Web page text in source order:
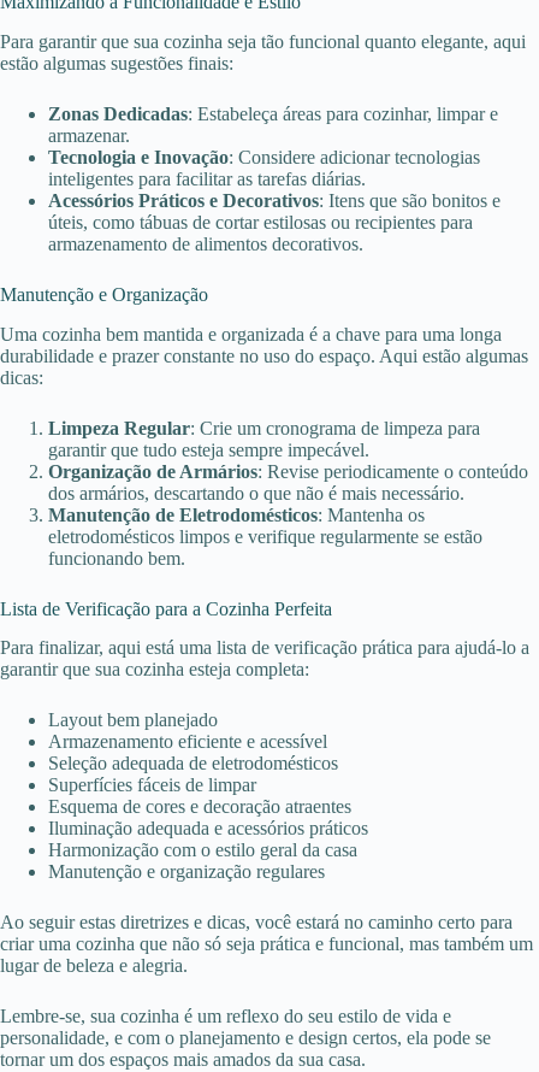
Para garantir que sua cozinha seja tão funcional quanto elegante, aqui
estão algumas sugestões finais:
Zonas Dedicadas: Estabeleça áreas para cozinhar, limpar e
armazenar.
Tecnologia e Inovação: Considere adicionar tecnologias
inteligentes para facilitar as tarefas diárias.
Acessórios Práticos e Decorativos: Itens que são bonitos e
úteis, como tábuas de cortar estilosas ou recipientes para
armazenamento de alimentos decorativos.
Manutenção e Organização
Uma cozinha bem mantida e organizada é a chave para uma longa
durabilidade e prazer constante no uso do espaço. Aqui estão algumas
dicas:
Limpeza Regular: Crie um cronograma de limpeza para
garantir que tudo esteja sempre impecável.
Organização de Armários: Revise periodicamente o conteúdo
dos armários, descartando o que não é mais necessário.
Manutenção de Eletrodomésticos: Mantenha os
eletrodomésticos limpos e verifique regularmente se estão
funcionando bem.
Lista de Verificação para a Cozinha Perfeita
Para finalizar, aqui está uma lista de verificação prática para ajudá-lo a
garantir que sua cozinha esteja completa:
Layout bem planejado
Armazenamento eficiente e acessível
Seleção adequada de eletrodomésticos
Superfícies fáceis de limpar
Esquema de cores e decoração atraentes
Iluminação adequada e acessórios práticos
Harmonização com o estilo geral da casa
Manutenção e organização regulares
Ao seguir estas diretrizes e dicas, você estará no caminho certo para
criar uma cozinha que não só seja prática e funcional, mas também um
lugar de beleza e alegria.
Lembre-se, sua cozinha é um reflexo do seu estilo de vida e
personalidade, e com o planejamento e design certos, ela pode se
tornar um dos espaços mais amados da sua casa.